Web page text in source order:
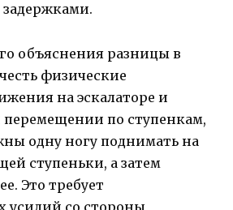
объяснения разницы в
физические
на эскалаторе и
перемещении по ступенкам,
одну ногу поднимать на
ступеньки, а затем
Это требует
усилий со стороны